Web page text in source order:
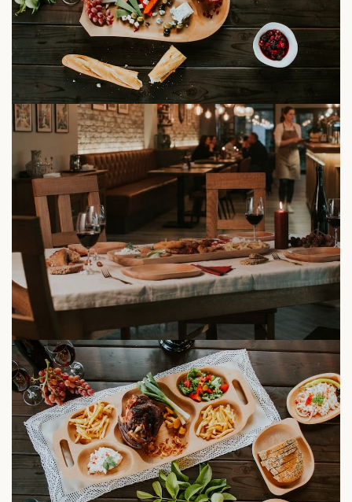
Platouri pentru
aperitive
HoReCa